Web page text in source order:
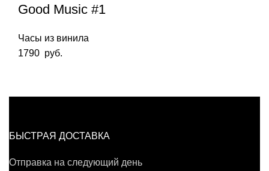
Good Music #1
Часы из винила
1790 руб.
БЫСТРАЯ ДОСТАВКА
Отправка на следующий день